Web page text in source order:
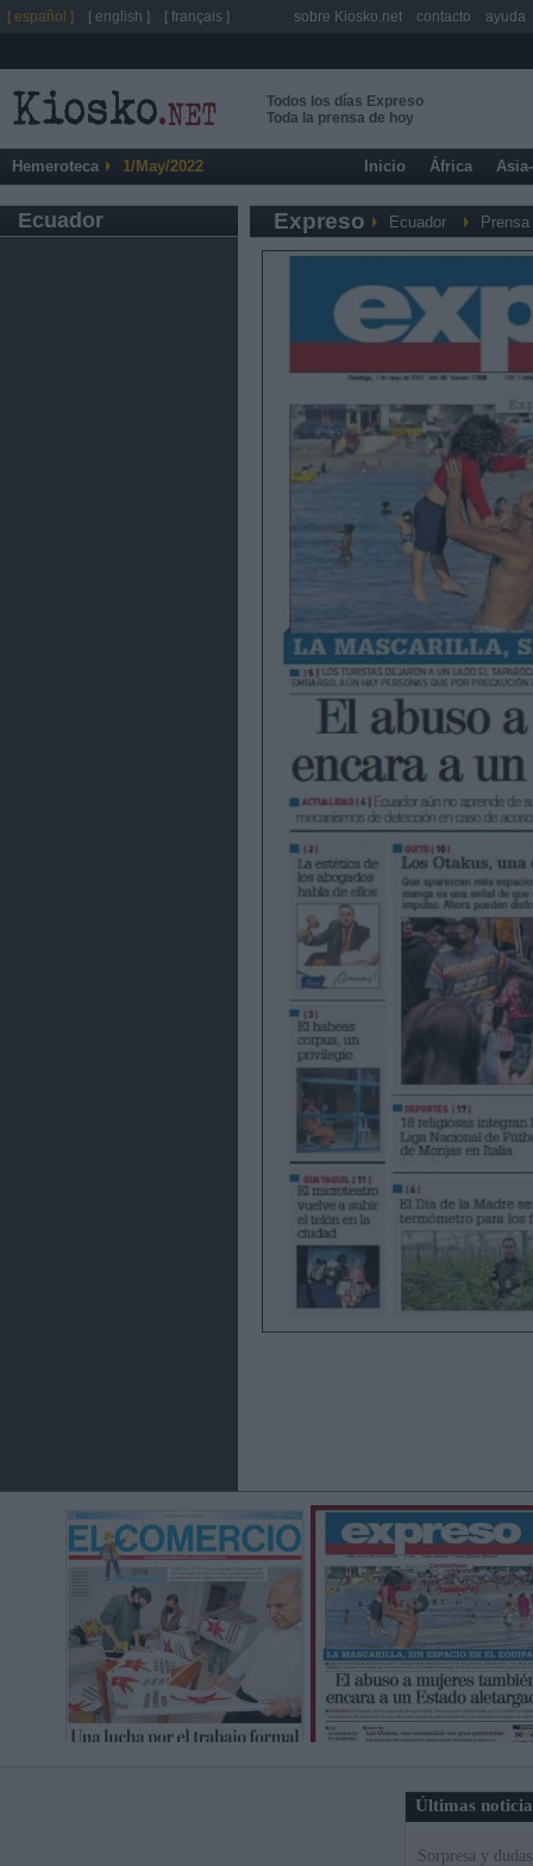
Todos los días Expreso
Toda la prensa de hoy
Hemeroteca 1/May/2022 Inicio África
Ecuador Expreso Ecuador
Últimas
Sorpresa y
[ español ] [ english ] [ français ] sobre Kiosko.net contacto ayuda